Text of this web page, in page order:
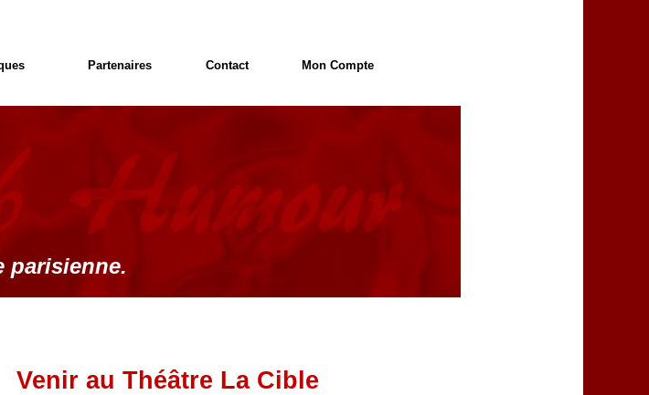
Venir au Théâtre La Cible
parisienne.
Partenaires Contact Mon Compte